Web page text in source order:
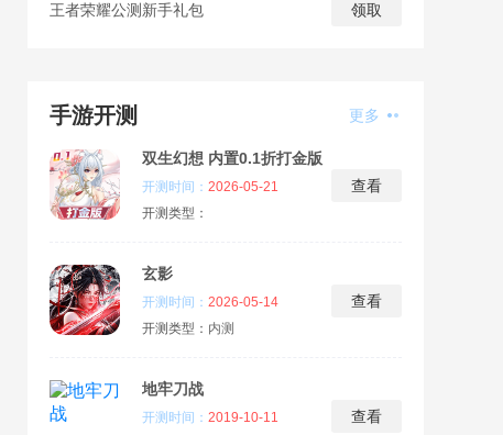
王者荣耀公测新手礼包 领取
手游开测 更多
双生幻想 内置0.1折打金版
开测时间： 2026-05-21
开测类型：
查看
玄影
开测时间： 2026-05-14
开测类型： 内测
查看
地牢刀战
开测时间： 2019-10-11
查看